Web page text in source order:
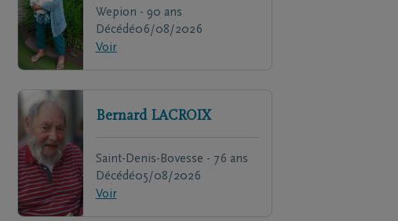
Wepion - 90 ans
Décédé06/08/2026
Voir
Bernard LACROIX
Saint-Denis-Bovesse - 76 ans
Décédé05/08/2026
Voir